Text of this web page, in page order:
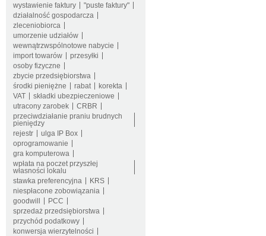
wystawienie faktury
"puste faktury"
działalność gospodarcza
zleceniobiorca
umorzenie udziałów
wewnątrzwspólnotowe nabycie
import towarów
przesyłki
osoby fizyczne
zbycie przedsiębiorstwa
środki pieniężne
rabat
korekta
VAT
składki ubezpieczeniowe
utracony zarobek
CRBR
przeciwdziałanie praniu brudnych
pieniędzy
rejestr
ulga IP Box
oprogramowanie
gra komputerowa
wpłata na poczet przyszłej
własności lokalu
stawka preferencyjna
KRS
niespłacone zobowiązania
goodwill
PCC
sprzedaż przedsiębiorstwa
przychód podatkowy
konwersja wierzytelności